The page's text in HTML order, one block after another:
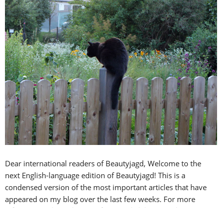
Dear international readers of Beautyjagd, Welcome to the
next English-language edition of Beautyjagd! This is a
condensed version of the most important articles that have
appeared on my blog over the last few weeks. For more